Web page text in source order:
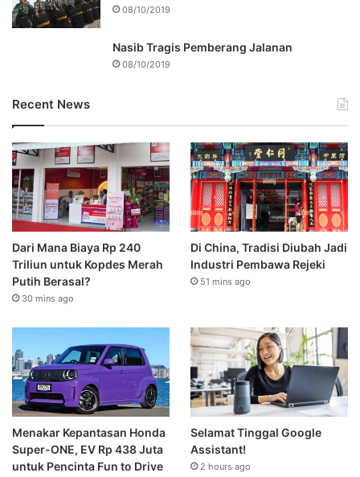
08/10/2019
Nasib Tragis Pemberang Jalanan
08/10/2019
Recent News
Dari Mana Biaya Rp 240
Triliun untuk Kopdes Merah
Putih Berasal?
30 mins ago
Di China, Tradisi Diubah Jadi
Industri Pembawa Rejeki
51 mins ago
Menakar Kepantasan Honda
Super-ONE, EV Rp 438 Juta
untuk Pencinta Fun to Drive
Selamat Tinggal Google
Assistant!
2 hours ago